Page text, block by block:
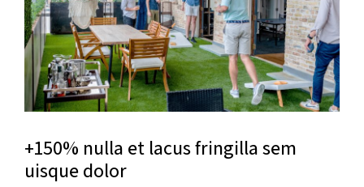
+150% nulla et lacus fringilla sem
uisque dolor